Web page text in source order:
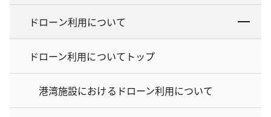
ドローン利用について
ドローン利用についてトップ
港湾施設におけるドローン利用について